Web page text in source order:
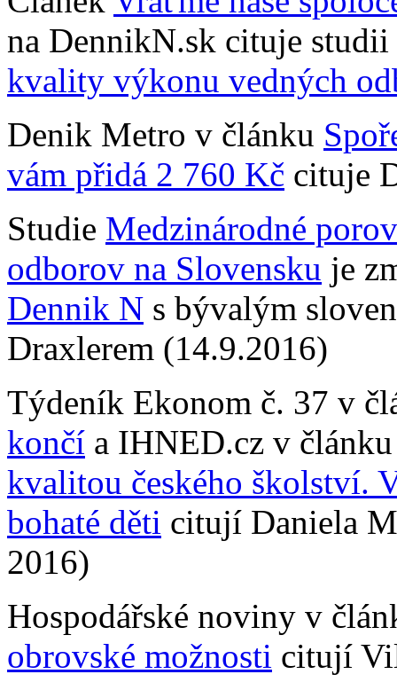
na DennikN.sk cituje
kvality výkonu vedných
Denik Metro v článku
vám přidá 2 760 Kč cituje
Studie Medzinárodné
odborov na Slovensku je
Dennik N s bývalým
Draxlerem (14.9.2016)
Týdeník Ekonom č. 37 v
končí a IHNED.cz v
kvalitou českého školství.
bohaté děti citují Daniela
2016)
Hospodářské noviny v
obrovské možnosti citují